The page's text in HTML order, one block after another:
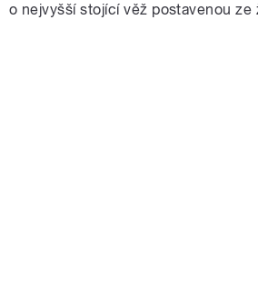
o nejvyšší stojící věž postavenou ze